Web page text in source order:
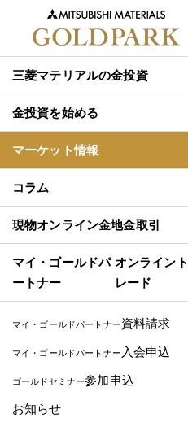
三菱マテリアルの金投資
金投資を始める
マーケット情報
コラム
現物オンライン金地金取引
マイ・ゴールドパ
ートナー
オンライント
レード
マイ・ゴールドパートナー資料請求
マイ・ゴールドパートナー 入会申込
ゴールドセミナー参加申込
お知らせ